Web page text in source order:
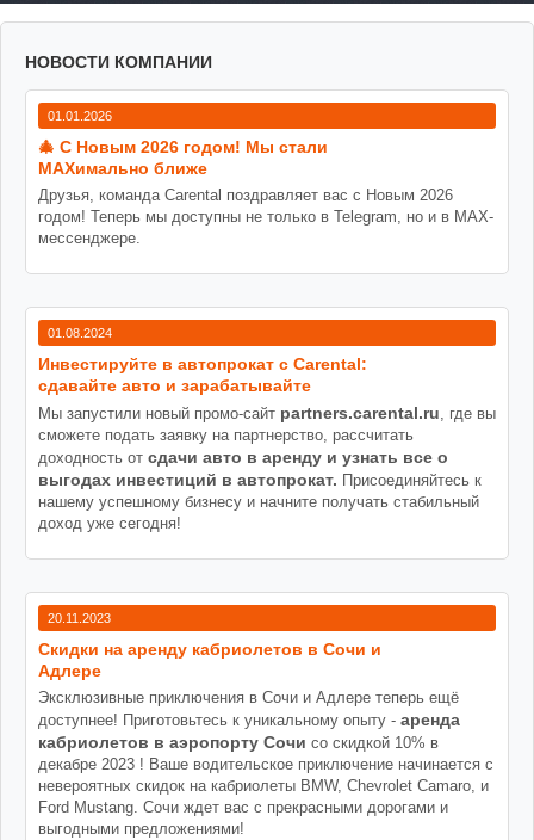
НОВОСТИ КОМПАНИИ
01.01.2026
🎄 С Новым 2026 годом! Мы стали
MAXимально ближе
Друзья, команда Carental поздравляет вас с Новым 2026
годом! Теперь мы доступны не только в Telegram, но и в MAX-
мессенджере.
01.08.2024
Инвестируйте в автопрокат с Carental:
сдавайте авто и зарабатывайте
Мы запустили новый промо-сайт partners.carental.ru , где вы
сможете подать заявку на партнерство, рассчитать
доходность от сдачи авто в аренду и узнать все о
выгодах инвестиций в автопрокат. Присоединяйтесь к
нашему успешному бизнесу и начните получать стабильный
доход уже сегодня!
20.11.2023
Cкидки на аренду кабриолетов в Сочи и
Адлере
Эксклюзивные приключения в Сочи и Адлере теперь ещё
доступнее! Приготовьтесь к уникальному опыту - аренда
кабриолетов в аэропорту Сочи со скидкой 10% в
декабре 2023 ! Ваше водительское приключение начинается с
невероятных скидок на кабриолеты BMW, Chevrolet Camaro, и
Ford Mustang. Сочи ждет вас с прекрасными дорогами и
выгодными предложениями!